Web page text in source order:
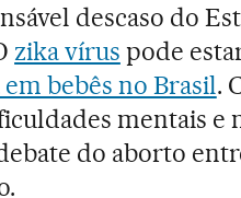
descaso do
zika vírus pode
bebês no Brasil.
mentais e
do aborto